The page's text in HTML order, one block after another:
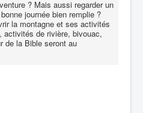
? Mais aussi regarder un
journée bien remplie ?
la montagne et ses activités
activités de rivière, bivouac,
de la Bible seront au